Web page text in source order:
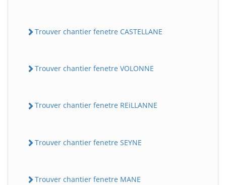
Trouver chantier fenetre CASTELLANE
Trouver chantier fenetre VOLONNE
Trouver chantier fenetre REiLLANNE
Trouver chantier fenetre SEYNE
Trouver chantier fenetre MANE